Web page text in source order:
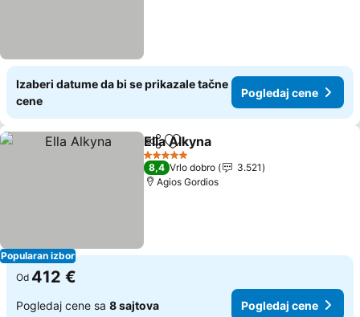
Izaberi datume da bi se prikazale tačne
cene
Pogledaj cene
Popularan izbor
Deli Dodati u favorite
Ella Alkyna
5 Zvezdice
8,4 Vrlo dobro
3.521
Agios Gordios
Od 412 €
Pogledaj cene sa 8 sajtova Pogledaj cene